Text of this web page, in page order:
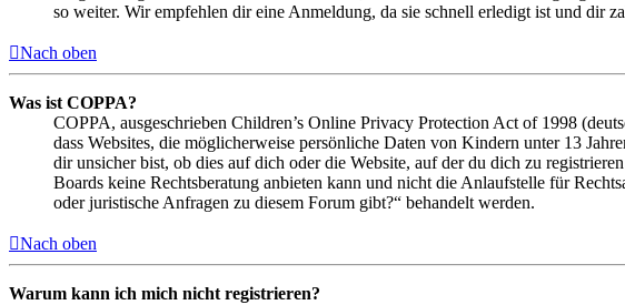
so weiter. Wir empfehlen dir eine Anmeldung, da sie schnell erledigt ist und dir
Nach oben
Was ist COPPA?
COPPA, ausgeschrieben Children’s Online Privacy Protection Act of 1998
dass Websites, die möglicherweise persönliche Daten von Kindern unter 13
dir unsicher bist, ob dies auf dich oder die Website, auf der du dich zu
Boards keine Rechtsberatung anbieten kann und nicht die Anlaufstelle für
oder juristische Anfragen zu diesem Forum gibt?“ behandelt werden.
Nach oben
Warum kann ich mich nicht registrieren?